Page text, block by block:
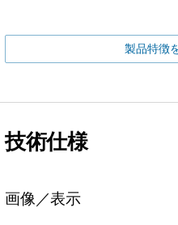
製品特徴
技術仕様
画像／表示